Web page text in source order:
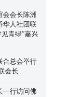
会会长陈洲
华人社团联
青绿”嘉兴
合总会举行
会长
一行访问佛